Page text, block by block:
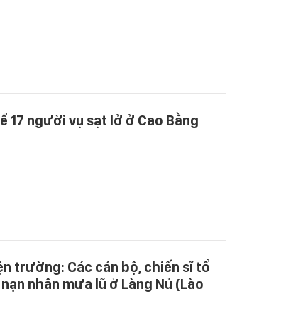
17 người vụ sạt lở ở Cao Bằng
trường: Các cán bộ, chiến sĩ tổ
nhân mưa lũ ở Làng Nủ (Lào